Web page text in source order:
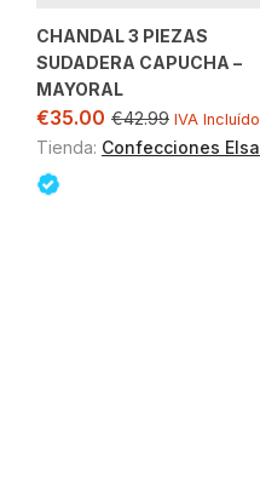
CHANDAL 3 PIEZAS
SUDADERA CAPUCHA –
MAYORAL
€35.00 €42.99 IVA Incluído
Tienda: Confecciones Elsa